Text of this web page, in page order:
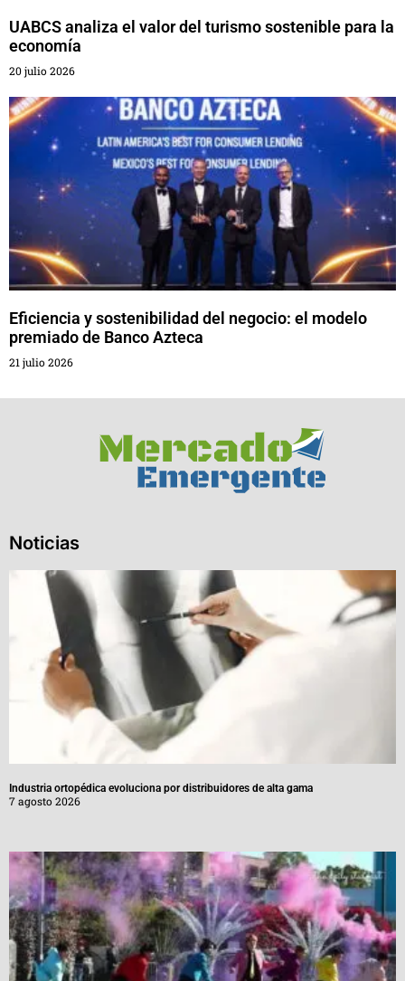
UABCS analiza el valor del turismo sostenible para la
economía
20 julio 2026
Eficiencia y sostenibilidad del negocio: el modelo
premiado de Banco Azteca
21 julio 2026
Noticias
Industria ortopédica evoluciona por distribuidores de alta gama
7 agosto 2026